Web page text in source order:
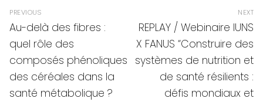
Navigation
de
l’article
PREVIOUS
Previous
post:
Au-delà des fibres :
quel rôle des
composés phénoliques
des céréales dans la
santé métabolique ?
NEXT
Next
post:
REPLAY / Webinaire IUNS
X FANUS “Construire des
systèmes de nutrition et
de santé résilients :
défis mondiaux et